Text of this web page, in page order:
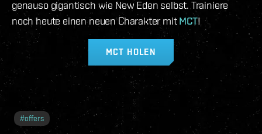
genauso gigantisch wie New Eden selbst. Trainiere
noch heute einen neuen Charakter mitMCT!
MCT HOLEN
#offers